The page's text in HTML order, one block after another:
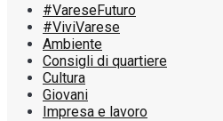
#VareseFuturo
#ViviVarese
Ambiente
Consigli di quartiere
Cultura
Giovani
Impresa e lavoro